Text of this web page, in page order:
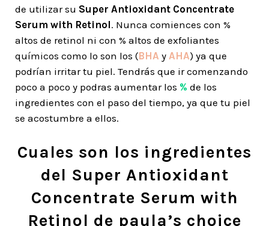
de utilizar su Super Antioxidant Concentrate
Serum with Retinol. Nunca comiences con %
altos de retinol ni con % altos de exfoliantes
químicos como lo son los (BHA y AHA) ya que
podrían irritar tu piel. Tendrás que ir comenzando
poco a poco y podras aumentar los % de los
ingredientes con el paso del tiempo, ya que tu piel
se acostumbre a ellos.
Cuales son los ingredientes
del Super Antioxidant
Concentrate Serum with
Retinol de paula’s choice